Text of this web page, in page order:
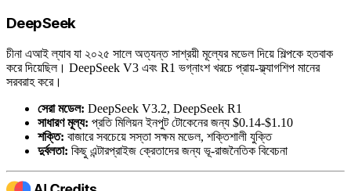
DeepSeek
চীনা এআই ল্যাব যা ২০২৫ সালে অত্যন্ত সাশ্রয়ী মূল্যের মডেল দিয়ে শিল্পকে হতবাক
করে দিয়েছিল। DeepSeek V3 এবং R1 ভগ্নাংশ খরচে প্রায়-ফ্ল্যাগশিপ মানের
সরবরাহ করে।
সেরা মডেল: DeepSeek V3.2, DeepSeek R1
সাধারণ মূল্য: প্রতি মিলিয়ন ইনপুট টোকেনের জন্য $0.14-$1.10
শক্তি: বাজারে সবচেয়ে সস্তা সক্ষম মডেল, শক্তিশালী যুক্তি
দুর্বলতা: কিছু এন্টারপ্রাইজ ক্রেতাদের জন্য ভূ-রাজনৈতিক বিবেচনা